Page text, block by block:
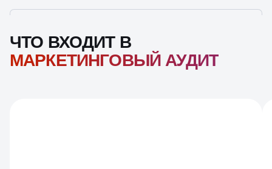
ЧТО ВХОДИТ В
МАРКЕТИНГОВЫЙ АУДИТ